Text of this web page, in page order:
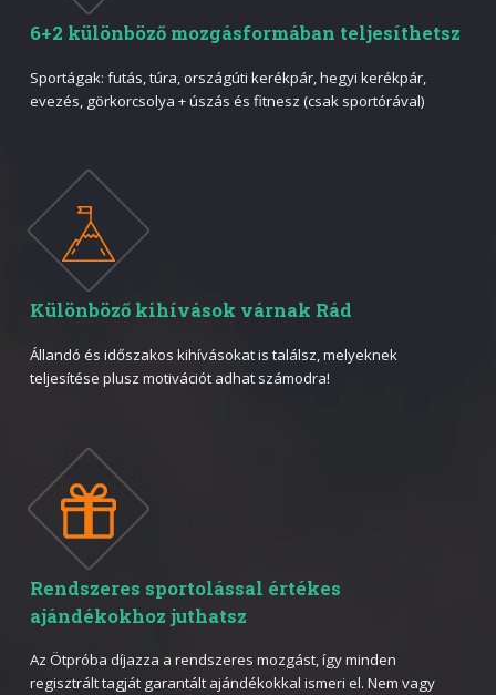
6+2 különböző mozgásformában teljesíthetsz
Sportágak: futás, túra, országúti kerékpár, hegyi kerékpár,
evezés, görkorcsolya + úszás és fitnesz (csak sportórával)
Különböző kihívások várnak Rád
Állandó és időszakos kihívásokat is találsz, melyeknek
teljesítése plusz motivációt adhat számodra!
Rendszeres sportolással értékes
ajándékokhoz juthatsz
Az Ötpróba díjazza a rendszeres mozgást, így minden
regisztrált tagját garantált ajándékokkal ismeri el. Nem vagy